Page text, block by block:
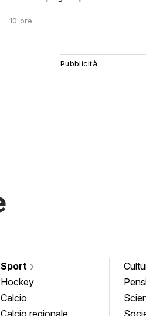
10 ore
Sport
Hockey
Calcio
Calcio regionale